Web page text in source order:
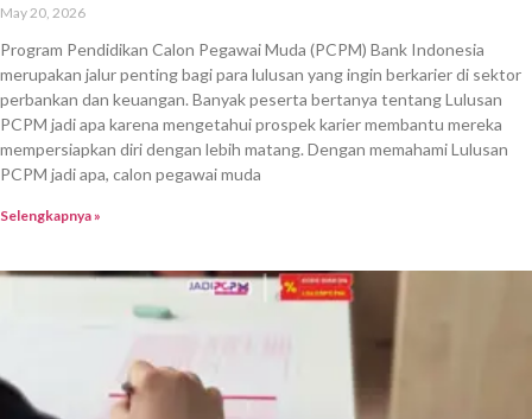
May 20, 2026
Program Pendidikan Calon Pegawai Muda (PCPM) Bank Indonesia
merupakan jalur penting bagi para lulusan yang ingin berkarier di sektor
perbankan dan keuangan. Banyak peserta bertanya tentang Lulusan
PCPM jadi apa karena mengetahui prospek karier membantu mereka
mempersiapkan diri dengan lebih matang. Dengan memahami Lulusan
PCPM jadi apa, calon pegawai muda
Selengkapnya »